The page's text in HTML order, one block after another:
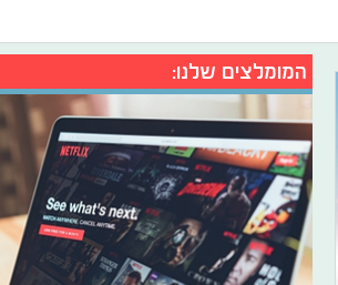
המומלצים שלנו: